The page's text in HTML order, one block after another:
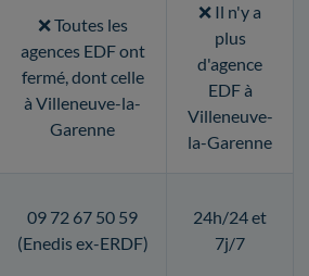
❌ Toutes les
agences EDF ont
fermé, dont celle
à Villeneuve-la-
Garenne
❌ Il n'y a
plus
d'agence
EDF à
Villeneuve-
la-Garenne
09 72 67 50 59
(Enedis ex-ERDF)
24h/24 et
7j/7